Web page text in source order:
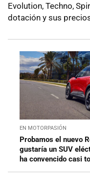
Evolution, Techno,
dotación y sus
EN MOTORPASIÓN
Probamos el nuevo
gustaría un SUV
ha convencido casi